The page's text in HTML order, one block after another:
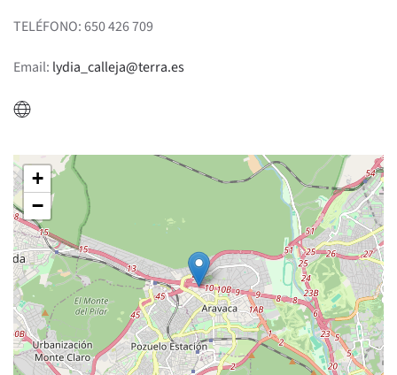
TELÉFONO: 650 426 709
Email: lydia_calleja@terra.es
+
−